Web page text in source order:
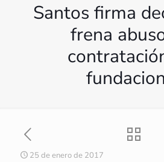
Santos firma
frena
25 de enero de 2017